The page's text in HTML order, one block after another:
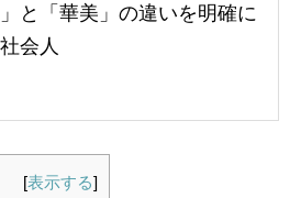
」と「華美」の違いを明確に
会人
[表示する]